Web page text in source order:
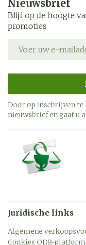
Nieuwsbrief
Blijf op de hoogte
promoties
Door op inschrijven
nieuwsbrief en gaat u
Juridische links
Algemene
Cookies ODR-platform